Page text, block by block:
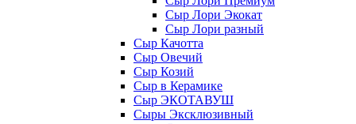
Сыр Лори Экокат
Сыр Лори разный
Сыр Качотта
Сыр Овечий
Сыр Козий
Сыр в Керамике
Сыр ЭКОТАВУШ
Сыры Эксклюзивный